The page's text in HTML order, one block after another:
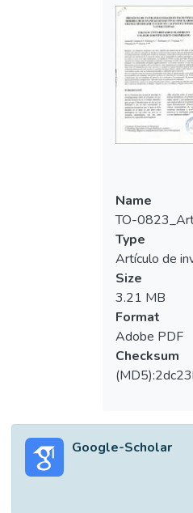
Name
TO-
Type
Artículo de
Size
3.21 MB
Format
Adobe PDF
Checksum
Google-Scholar